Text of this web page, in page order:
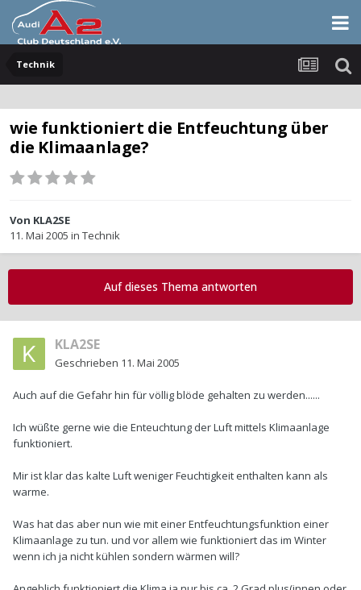
Technik
wie funktioniert die Entfeuchtung über
die Klimaanlage?
Von KLA2SE
11. Mai 2005 in Technik
Auf dieses Thema antworten
KLA2SE
Geschrieben 11. Mai 2005
Auch auf die Gefahr hin für völlig blöde gehalten zu werden......
Ich wüßte gerne wie die Enteuchtung der Luft mittels Klimaanlage
funktioniert.
Mir ist klar das kalte Luft weniger Feuchtigkeit enthalten kann als
warme.
Was hat das aber nun wie mit einer Entfeuchtungsfunktion einer
Klimaanlage zu tun. und vor allem wie funktioniert das im Winter
wenn ich ja nicht kühlen sondern wärmen will?